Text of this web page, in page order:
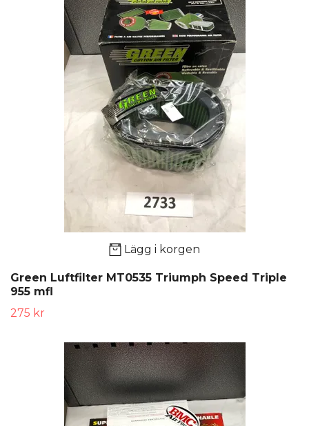
Lägg i korgen
Green Luftfilter MT0535 Triumph Speed Triple
955 mfl
275 kr